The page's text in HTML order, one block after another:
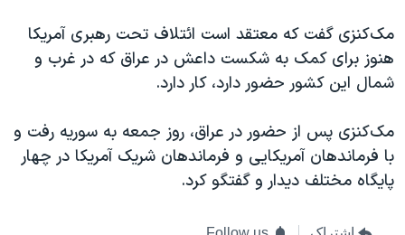
مک‌کنزی گفت که معتقد است ائتلاف تحت رهبری آمریکا
هنوز برای کمک به شکست داعش در عراق که در غرب و
شمال این کشور حضور دارد، کار دارد.
مک‌کنزی پس از حضور در عراق، روز جمعه به سوریه رفت و
با فرماندهان آمریکایی و فرماندهان شریک آمریکا در چهار
پایگاه مختلف دیدار و گفتگو کرد.